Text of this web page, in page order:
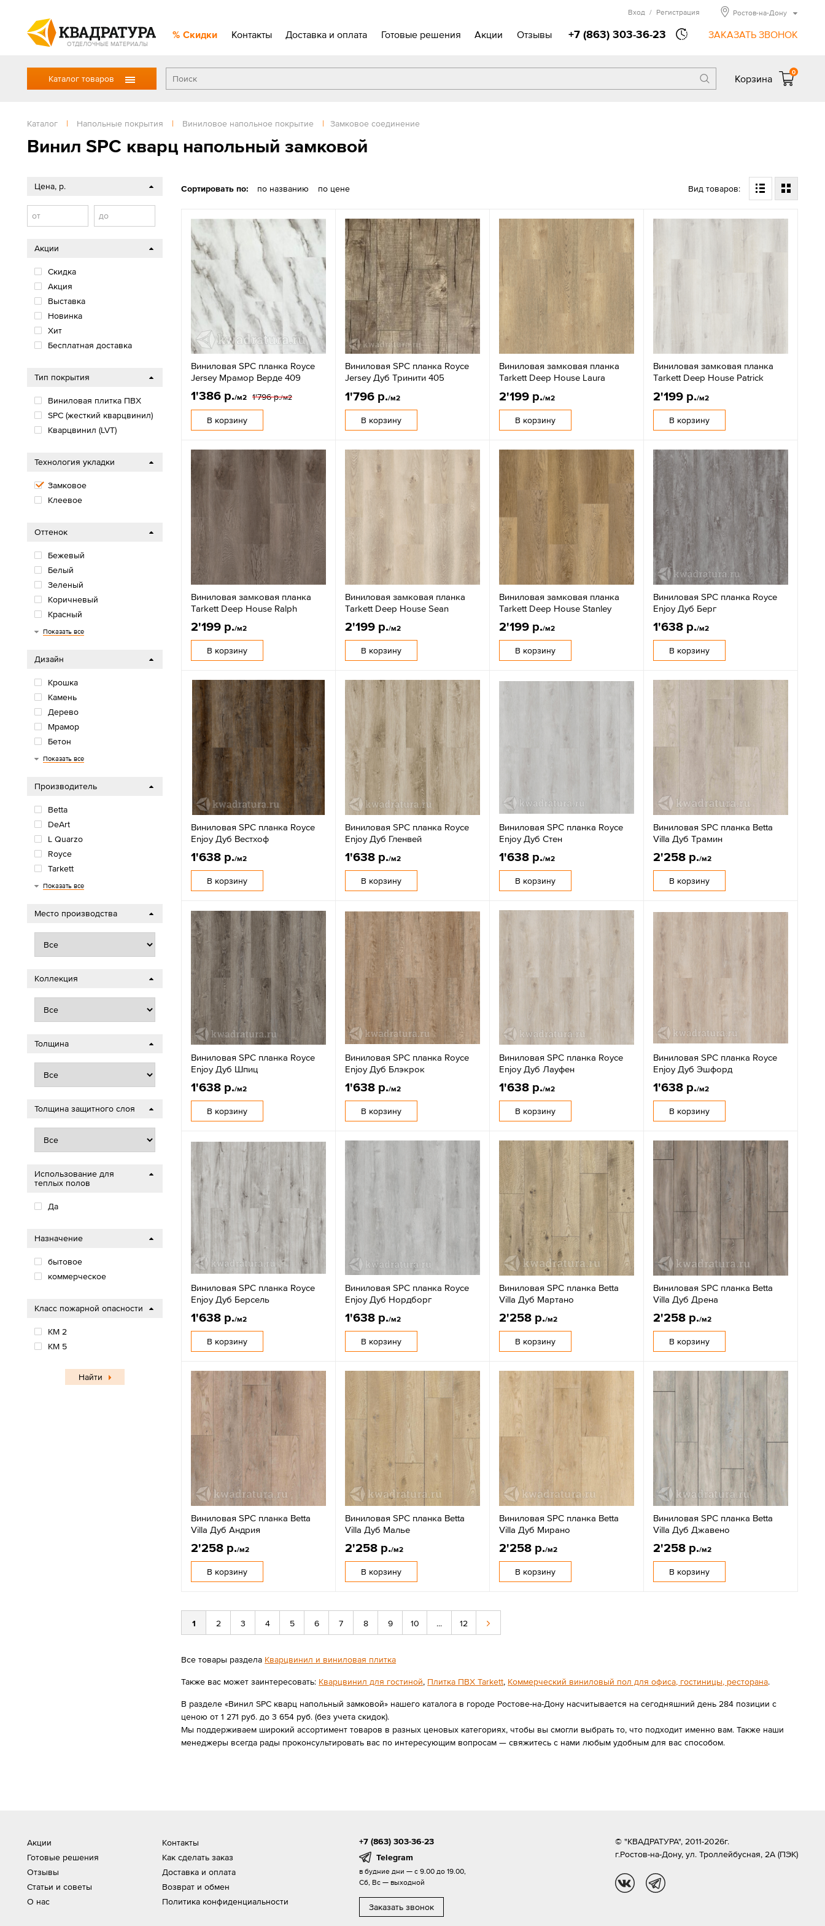
ОТДЕЛОЧНЫЕ МАТЕРИАЛЫ
Скидки Контакты Доставка и оплата Готовые решения Акции Отзывы +7 (863) 303-36-23 ЗАКАЗАТЬ ЗВОНОК
Вход / Регистрация Ростов-на-Дону
Каталог товаров Корзина
0
Каталог | Напольные покрытия | Виниловое напольное покрытие | Замковое соединение
Винил SPC кварц напольный замковой
Сортировать по: по названию по цене Вид товаров:
Виниловая SPC планка Royce
Jersey Мрамор Верде 409
1'386 р./м2 1'796 р./м2
В корзину
Виниловая SPC планка Royce
Jersey Дуб Тринити 405
1'796 р./м2
В корзину
Виниловая замковая планка
Tarkett Deep House Laura
2'199 р./м2
В корзину
Виниловая замковая планка
Tarkett Deep House Patrick
2'199 р./м2
В корзину
Виниловая замковая планка
Tarkett Deep House Ralph
2'199 р./м2
В корзину
Виниловая замковая планка
Tarkett Deep House Sean
2'199 р./м2
В корзину
Виниловая замковая планка
Tarkett Deep House Stanley
2'199 р./м2
В корзину
Виниловая SPC планка Royce
Enjoy Дуб Берг
1'638 р./м2
В корзину
Виниловая SPC планка Royce
Enjoy Дуб Вестхоф
1'638 р./м2
В корзину
Виниловая SPC планка Royce
Enjoy Дуб Гленвей
1'638 р./м2
В корзину
Виниловая SPC планка Royce
Enjoy Дуб Стен
1'638 р./м2
В корзину
Виниловая SPC планка Betta
Villa Дуб Трамин
2'258 р./м2
В корзину
Виниловая SPC планка Royce
Enjoy Дуб Шпиц
1'638 р./м2
В корзину
Виниловая SPC планка Royce
Enjoy Дуб Блэкрок
1'638 р./м2
В корзину
Виниловая SPC планка Royce
Enjoy Дуб Лауфен
1'638 р./м2
В корзину
Виниловая SPC планка Royce
Enjoy Дуб Эшфорд
1'638 р./м2
В корзину
Виниловая SPC планка Royce
Enjoy Дуб Берсель
1'638 р./м2
В корзину
Виниловая SPC планка Royce
Enjoy Дуб Нордборг
1'638 р./м2
В корзину
Виниловая SPC планка Betta
Villa Дуб Мартано
2'258 р./м2
В корзину
Виниловая SPC планка Betta
Villa Дуб Дрена
2'258 р./м2
В корзину
Виниловая SPC планка Betta
Villa Дуб Андрия
2'258 р./м2
В корзину
Виниловая SPC планка Betta
Villa Дуб Малье
2'258 р./м2
В корзину
Виниловая SPC планка Betta
Villa Дуб Мирано
2'258 р./м2
В корзину
Виниловая SPC планка Betta
Villa Дуб Джавено
2'258 р./м2
В корзину
1 2 3 4 5 6 7 8 9 10 ... 12
Все товары раздела Кварцвинил и виниловая плитка
Также вас может заинтересовать: Кварцвинил для гостиной, Плитка ПВХ Tarkett, Коммерческий виниловый пол для офиса, гостиницы, ресторана.
В разделе «Винил SPC кварц напольный замковой» нашего каталога в городе Ростове-на-Дону насчитывается на сегодняшний день 284 позиции с
ценою от 1 271 руб. до 3 654 руб. (без учета скидок).
Мы поддерживаем широкий ассортимент товаров в разных ценовых категориях, чтобы вы смогли выбрать то, что подходит именно вам. Также наши
менеджеры всегда рады проконсультировать вас по интересующим вопросам — свяжитесь с нами любым удобным для вас способом.
Цена, р.
от до
Акции
Скидка
Акция
Выставка
Новинка
Хит
Бесплатная доставка
Тип покрытия
Виниловая плитка ПВХ
SPС (жесткий кварцвинил)
Кварцвинил (LVT)
Технология укладки
Замковое
Клеевое
Оттенок
Бежевый
Белый
Зеленый
Коричневый
Красный
Многоцветный
Оранжевый/желтый
Розовый/фиолетовый
Серый
Синий/голубой
Черный
Показать все
Дизайн
Крошка
Камень
Дерево
Мрамор
Бетон
Елочка
Показать все
Производитель
Betta
DeArt
L Quarzo
Royce
Tarkett
Timber
Кронапласт
Показать все
Место производства
Коллекция
Толщина
Толщина защитного слоя
Использование для
теплых полов
Да
Назначение
бытовое
коммерческое
Класс пожарной опасности
КМ 2
КМ 5
Найти
Акции
Готовые решения
Отзывы
Статьи и советы
О нас
Контакты
Как сделать заказ
Доставка и оплата
Возврат и обмен
Политика конфиденциальности
+7 (863) 303-36-23
Telegram
в будние дни — с 9.00 до 19.00,
Сб, Вс — выходной
Заказать звонок
© "КВАДРАТУРА", 2011-2026г.
г.Ростов-на-Дону, ул. Троллейбусная, 2А (ПЭК)